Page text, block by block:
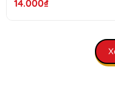
14.000₫